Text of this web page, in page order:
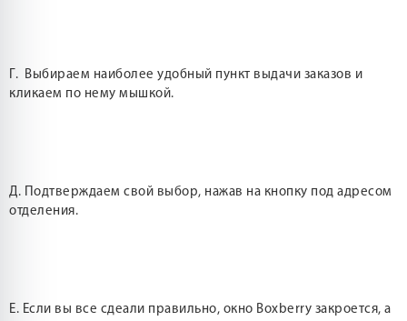
Г. Выбираем наиболее удобный пункт выдачи заказов и
кликаем по нему мышкой.
Д. Подтверждаем свой выбор, нажав на кнопку под адресом
отделения.
Е. Если вы все сдеали правильно, окно Boxberry закроется, а